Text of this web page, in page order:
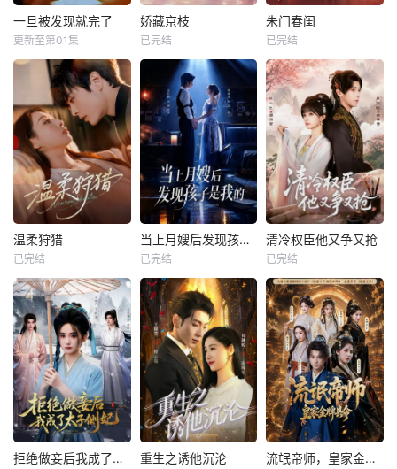
一旦被发现就完了
更新至第01集
娇藏京枝
已完结
朱门春闺
已完结
温柔狩猎
已完结
当上月嫂后发现孩子是我的
已完结
清冷权臣他又争又抢
已完结
拒绝做妾后我成了太子侧妃 重生之诱他沉沦 流氓帝师，皇家金牌县令